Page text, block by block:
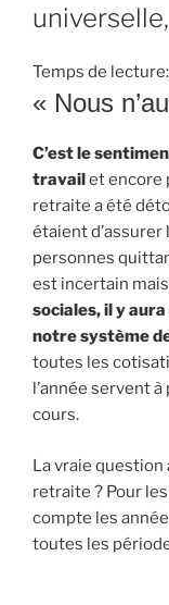
Temps de lecture:
« Nous
C’est le
travail et encore
retraite a été
étaient
personnes
est incertain mais
sociales, il y
notre système
toutes les
l’année servent
cours.
La vraie question
retraite ? Pour
compte les
toutes les